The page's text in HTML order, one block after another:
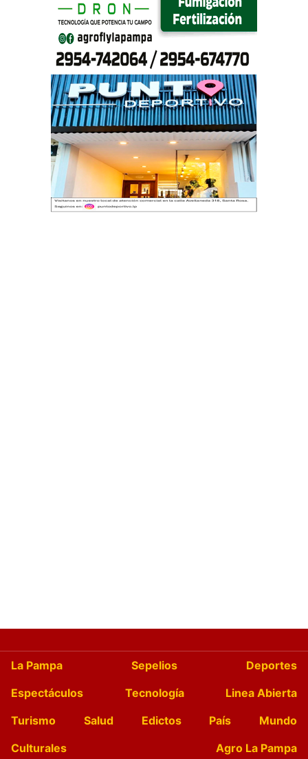
La Pampa Sepelios
Deportes
Espectáculos
Tecnología
Linea Abierta
Turismo
Salud Edictos País
Mundo
Culturales
Agro La Pampa